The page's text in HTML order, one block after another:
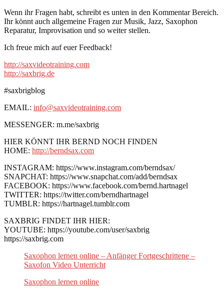
Wenn ihr Fragen habt, schreibt es unten in den Kommentar Bereich.
Ihr könnt auch allgemeine Fragen zur Musik, Jazz, Saxophon
Reparatur, Improvisation und so weiter stellen.
Ich freue mich auf euer Feedback!
http://saxvideotraining.com
http://saxbrig.de
#saxbrigblog
EMAIL: info@saxvideotraining.com
MESSENGER: m.me/saxbrig
HIER KÖNNT IHR BERND NOCH FINDEN
HOME: http://berndsax.com
INSTAGRAM: https://www.instagram.com/berndsax/
SNAPCHAT: https://www.snapchat.com/add/berndsax
FACEBOOK: https://www.facebook.com/bernd.hartnagel
TWITTER: https://twitter.com/berndhartnagel
TUMBLR: https://hartnagel.tumblr.com
SAXBRIG FINDET IHR HIER:
YOUTUBE: https://youtube.com/user/saxbrig
https://saxbrig.com
Saxophon lernen online – Anfänger Fortgeschrittene –
Saxofon Video Unterricht
Saxophon lernen online